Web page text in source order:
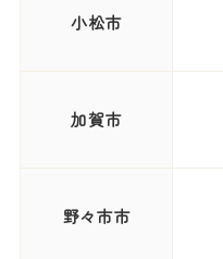
小松市
加賀市
野々市市